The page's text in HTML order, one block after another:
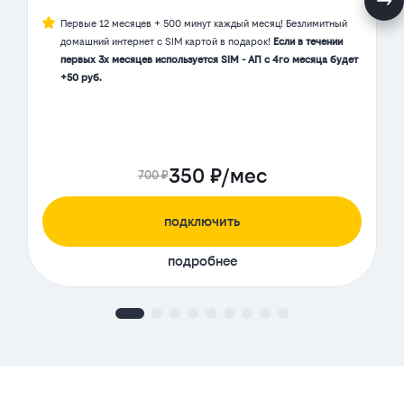
Первые 12 месяцев + 500 минут каждый месяц! Безлимитный
домашний интернет с SIM картой в подарок! Если в течении
первых 3х месяцев используется SIM - АП с 4го месяца будет
+50 руб.
700 ₽350 ₽/мес
подключить
подробнее